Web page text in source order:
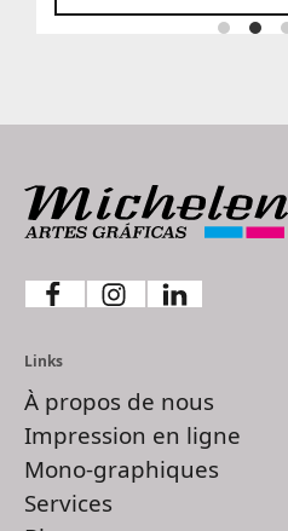
Links
À propos de nous
Impression en ligne
Mono-graphiques
Services